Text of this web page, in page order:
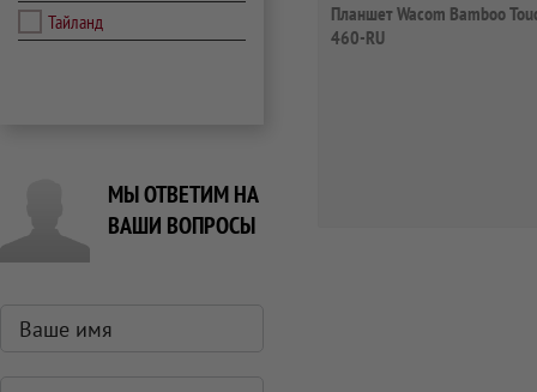
Тайланд
МЫ ОТВЕТИМ НА
ВАШИ ВОПРОСЫ
Планшет Wacom Bamboo
460-RU